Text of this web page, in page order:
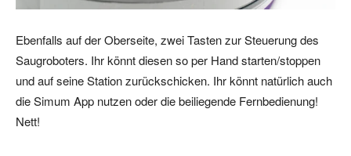
Ebenfalls auf der Oberseite, zwei Tasten zur Steuerung des
Saugroboters. Ihr könnt diesen so per Hand starten/stoppen
und auf seine Station zurückschicken. Ihr könnt natürlich auch
die Simum App nutzen oder die beiliegende Fernbedienung!
Nett!